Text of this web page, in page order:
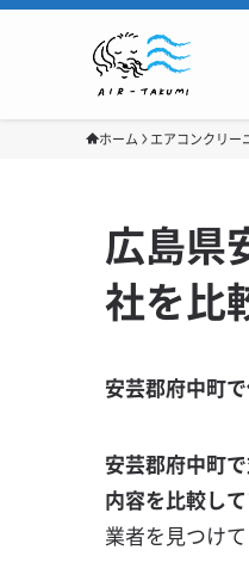
ホーム エアコンクリー
広島県
社を比
安芸郡府中町
安芸郡府中町
内容を比較して
業者を見つけて